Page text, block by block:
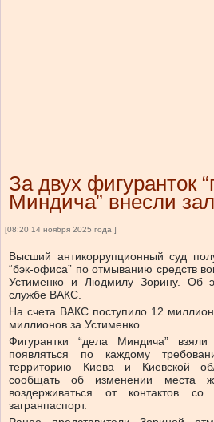
За двух фигуранток
Миндича” внесли
[08:20 14 ноября 2025 года ]
Высший антикоррупционный суд
“бэк-офиса” по отмыванию средств
Устименко и Людмилу Зорину. Об
службе ВАКС.
На счета ВАКС поступило 12
миллионов за Устименко.
Фигурантки “дела Миндича”
появляться по каждому
территорию Киева и Киевской
сообщать об изменении места
воздерживаться от контактов со
загранпаспорт.